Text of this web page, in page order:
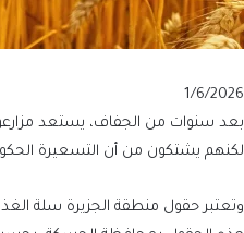
Published
On
1/6/2026
1/6/2026
بعد سنوات من الجفاف، يستعد
لكنهم يشتكون من أن التسعيرة